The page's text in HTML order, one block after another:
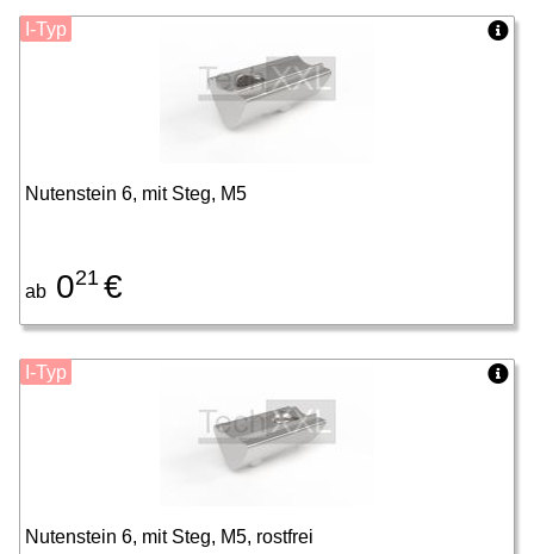
Nutenstein 6, mit Steg, M5
ab 021 €
I-Typ
Nutenstein 6, mit Steg, M5, rostfrei
I-Typ